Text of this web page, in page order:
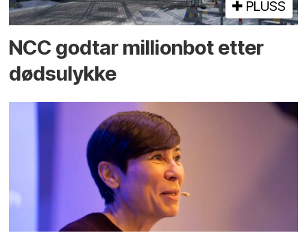
PLUSS
NCC godtar millionbot etter
dødsulykke